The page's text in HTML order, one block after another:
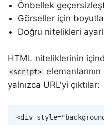
Önbellek
Görseller için
Doğru nitelikleri
HTML niteliklerinin
<script>
yalnızca URL'yi çıktılar:
<div style="